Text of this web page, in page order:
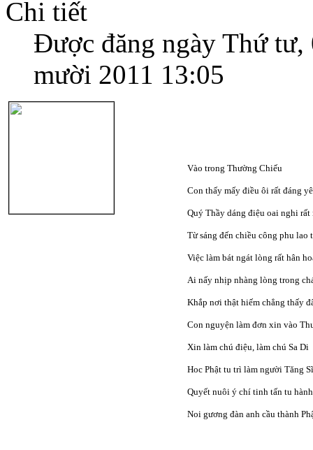
Chi tiết
Được đăng ngày Thứ tư,
mười 2011 13:05
Vào trong Thường Chiếu
Con thấy mấy điều ôi rất đáng
Quý Thầy dáng điệu oai nghi rất
Từ sáng đến chiều công phu lao
Việc làm bát ngát lòng rất hân
Ai nấy nhịp nhàng lòng trong
Khắp nơi thật hiếm chẳng thấy
Con nguyện làm đơn xin vào
Xin làm chú điệu, làm chú Sa Di
Hoc Phật tu trì làm người Tăng Sĩ
Quyết nuôi ý chí tinh tấn tu hành
Noi gương đàn anh cầu thành